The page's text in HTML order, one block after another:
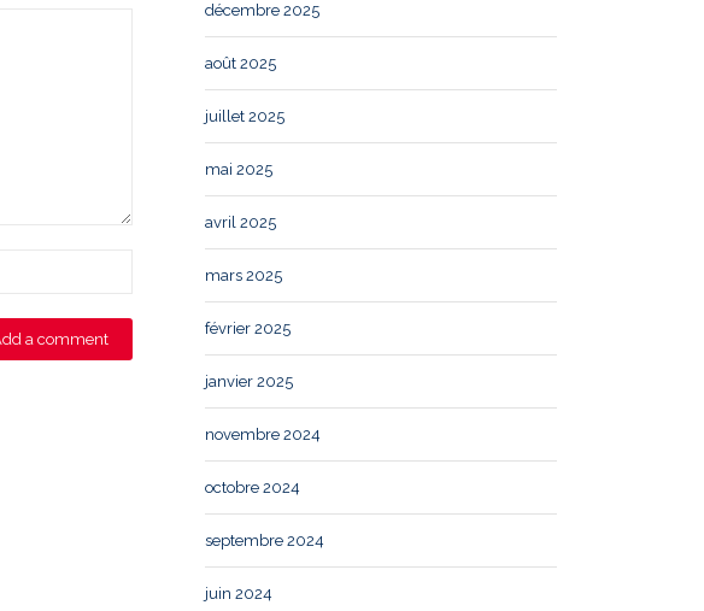
décembre 2025
août 2025
juillet 2025
mai 2025
avril 2025
mars 2025
février 2025
janvier 2025
novembre 2024
octobre 2024
septembre 2024
juin 2024